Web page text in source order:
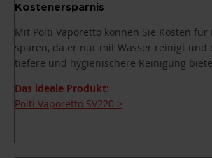
Kostenersparnis
Mit Polti Vaporetto können Sie Kosten
sparen, da er nur mit Wasser reinigt und
tiefere und hygienischere Reinigung
Das ideale Produkt:
Polti Vaporetto SV220 >